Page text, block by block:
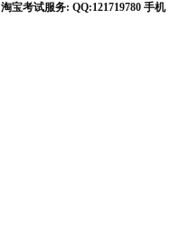
淘宝考试服务: QQ:121719780 手